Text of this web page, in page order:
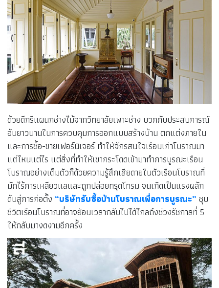
ด้วยดีกรีแผนกช่างไม้จากวิทยาลัยเพาะช่าง บวกกับประสบการณ์
อันยาวนานในการควบคุมการออกแบบสร้างบ้าน ตกแต่งภายใน
และการซื้อ-ขายเฟอร์นิเจอร์ ทำให้จักรสนใจเรือนเก่าโบราณมา
แต่ไหนแต่ไร แต่สิ่งที่ทำให้เขากระโดดเข้ามาทำการบูรณะเรือน
โบราณอย่างเต็มตัวก็ด้วยความรู้สึกเสียดายในตัวเรือนโบราณที่
มักไร้การเหลียวแลและถูกปล่อยทรุดโทรม จนเกิดเป็นแรงผลัก
ดันสู่การก่อตั้ง “บริษัทรับซื้อบ้านโบราณเพื่อการบูรณะ” ชุบ
ชีวิตเรือนโบราณที่อาจย้อนเวลากลับไปได้ไกลถึงช่วงรัชกาลที่ 5
ให้กลับมางดงามอีกครั้ง